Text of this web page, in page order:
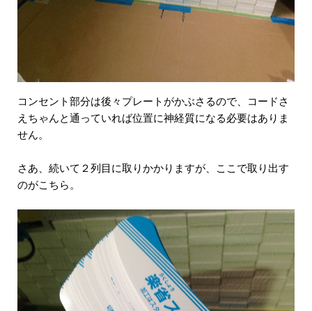
コンセント部分は後々プレートがかぶさるので、コードさ
えちゃんと通っていれば位置に神経質になる必要はありま
せん。
さあ、続いて２列目に取りかかりますが、ここで取り出す
のがこちら。